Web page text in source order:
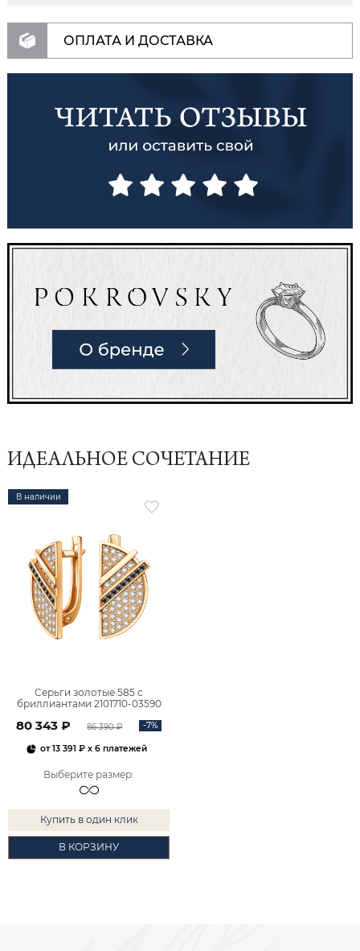
ОПЛАТА И ДОСТАВКА
ИДЕАЛЬНОЕ СОЧЕТАНИЕ
В наличии
Серьги золотые 585 с
бриллиантами 2101710-03590
80 343 ₽ 86 390 ₽ -7%
от13 391 ₽ x 6 платежей
Выберите размер:
Купить в один клик
В КОРЗИНУ